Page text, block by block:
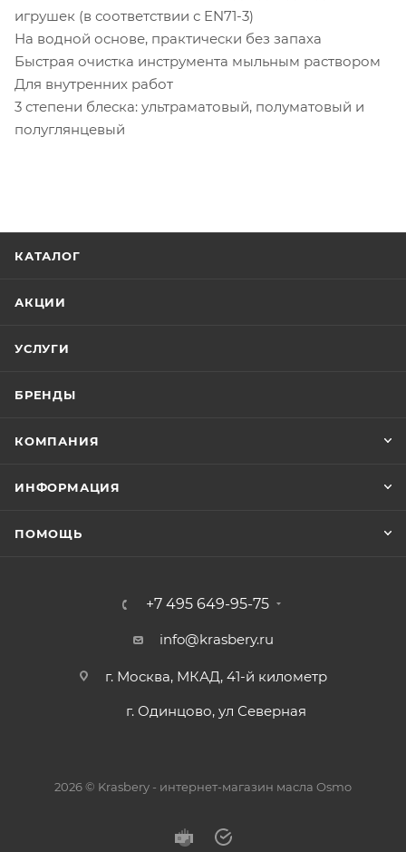
игрушек (в соответствии с EN71-3)
На водной основе, практически без запаха
Быстрая очистка инструмента мыльным раствором
Для внутренних работ
3 степени блеска: ультраматовый, полуматовый и
полуглянцевый
КАТАЛОГ
АКЦИИ
УСЛУГИ
БРЕНДЫ
КОМПАНИЯ
ИНФОРМАЦИЯ
ПОМОЩЬ
+7 495 649-95-75
info@krasbery.ru
г. Москва, МКАД, 41-й километр
г. Одинцово, ул Северная
2026 © Krasbery - интернет-магазин масла Osmo